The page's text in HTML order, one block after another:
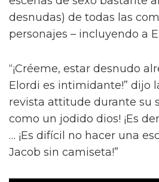
desnudas) de todas las
personajes – incluyendo a
“¡Créeme, estar desnudo
Elordi es intimidante!” dijo
revista attitude durante su
como un jodido dios! ¡Es
… ¡Es difícil no hacer una
Jacob sin camiseta!”